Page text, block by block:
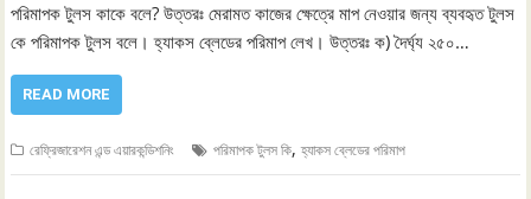
পরিমাপক টুলস কাকে বলে? উত্তরঃ মেরামত কাজের ক্ষেত্রে মাপ নেওয়ার জন্য ব্যবহৃত টুলস
কে পরিমাপক টুলস বলে। হ্যাকস ব্লেডের পরিমাপ লেখ। উত্তরঃ ক) দৈর্ঘ্য ২৫০…
READ MORE
রেফ্রিজারেশন এন্ড এয়ারকন্ডিশনিং পরিমাপক টুলস কি,হ্যাকস ব্লেডের পরিমাপ